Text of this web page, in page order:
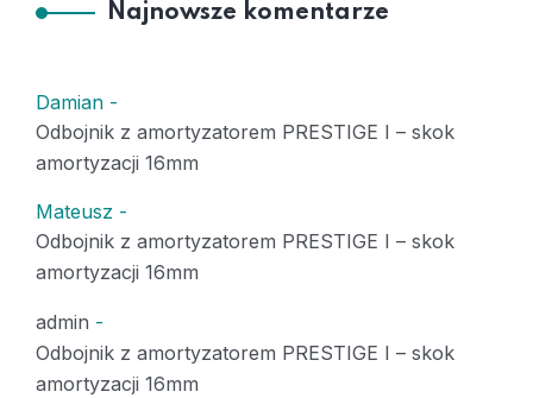
Najnowsze komentarze
Damian -
Odbojnik z amortyzatorem PRESTIGE I – skok
amortyzacji 16mm
Mateusz -
Odbojnik z amortyzatorem PRESTIGE I – skok
amortyzacji 16mm
admin -
Odbojnik z amortyzatorem PRESTIGE I – skok
amortyzacji 16mm